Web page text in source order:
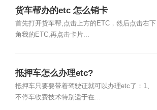
货车帮办的etc 怎么销卡
首先打开货车帮,点击上方的ETC，然后点击右下
角我的ETC,再点击卡片...
抵押车怎么办理etc?
抵押车只要要带着驾驶证就可以办理etc了：1、
不停车收费技术特别适于在...